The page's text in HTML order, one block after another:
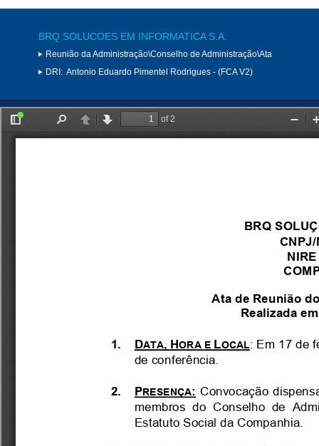
BRQ SOLUCOES EM INFORMATICA S.A.
Reunião da Administração\Conselho de Administração\Ata
DRI: Antonio Eduardo Pimentel Rodrigues - (FCA V2)